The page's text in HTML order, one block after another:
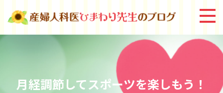
月経調節してスポーツを楽しもう！